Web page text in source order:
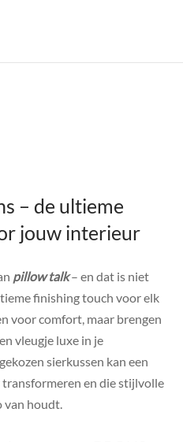
– de ultieme
jouw interieur
pillow talk– en dat is niet
finishing touch voor elk
voor comfort, maar brengen
vleugje luxe in je
sierkussen kan een
en die stijlvolle
van houdt.